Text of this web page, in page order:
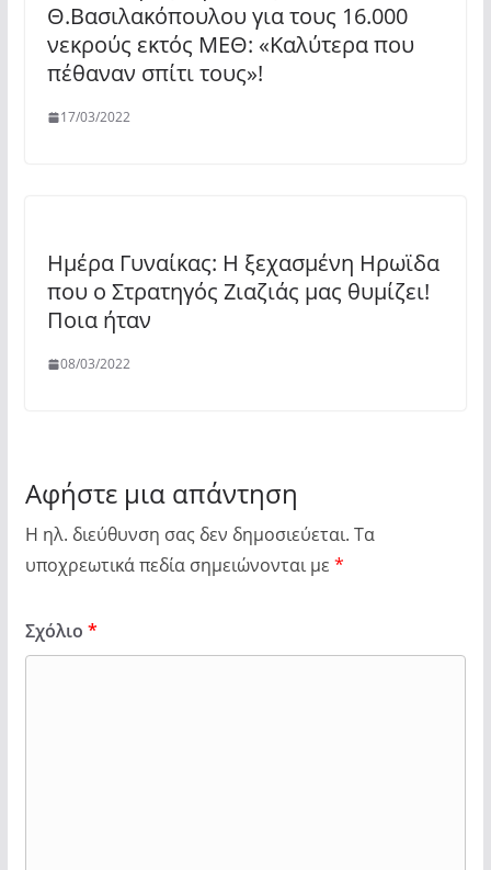
Θ.Βασιλακόπουλου για τους 16.000
νεκρούς εκτός ΜΕΘ: «Καλύτερα που
πέθαναν σπίτι τους»!
17/03/2022
Ημέρα Γυναίκας: Η ξεχασμένη Ηρωϊδα
που ο Στρατηγός Ζιαζιάς μας θυμίζει!
Ποια ήταν
08/03/2022
Αφήστε μια απάντηση
Η ηλ. διεύθυνση σας δεν δημοσιεύεται. Τα
υποχρεωτικά πεδία σημειώνονται με *
Σχόλιο *